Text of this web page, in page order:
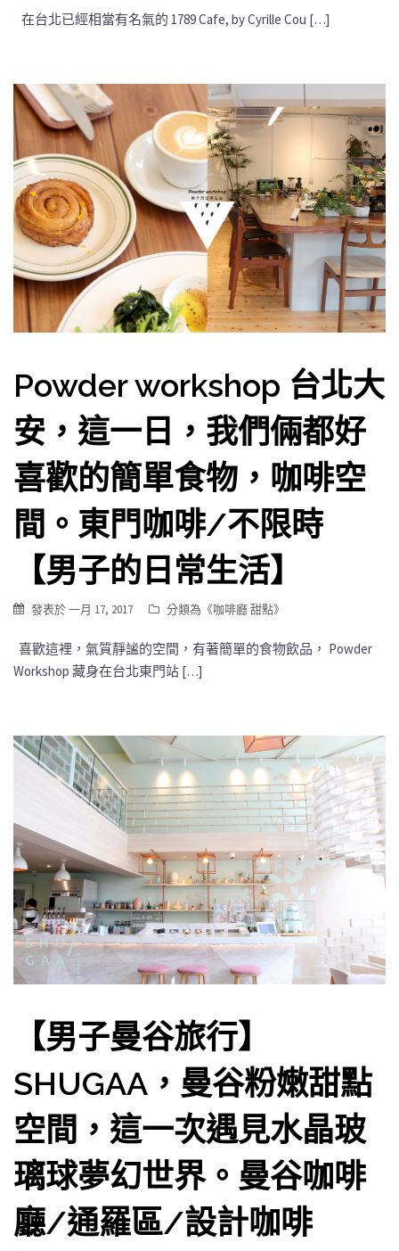
在台北已經相當有名氣的 1789 Cafe, by Cyrille Cou […]
Powder workshop 台北大
安，這一日，我們倆都好
喜歡的簡單食物，咖啡空
間。東門咖啡/不限時
【男子的日常生活】
發表於一月 17, 2017 分類為《咖啡廳 甜點》
喜歡這裡，氣質靜謐的空間，有著簡單的食物飲品， Powder
Workshop 藏身在台北東門站 […]
【男子曼谷旅行】
SHUGAA，曼谷粉嫩甜點
空間，這一次遇見水晶玻
璃球夢幻世界。曼谷咖啡
廳/通羅區/設計咖啡